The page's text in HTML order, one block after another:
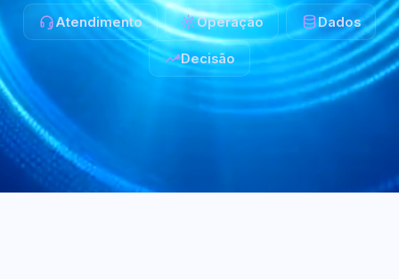
Atendimento Operação Dados
Decisão